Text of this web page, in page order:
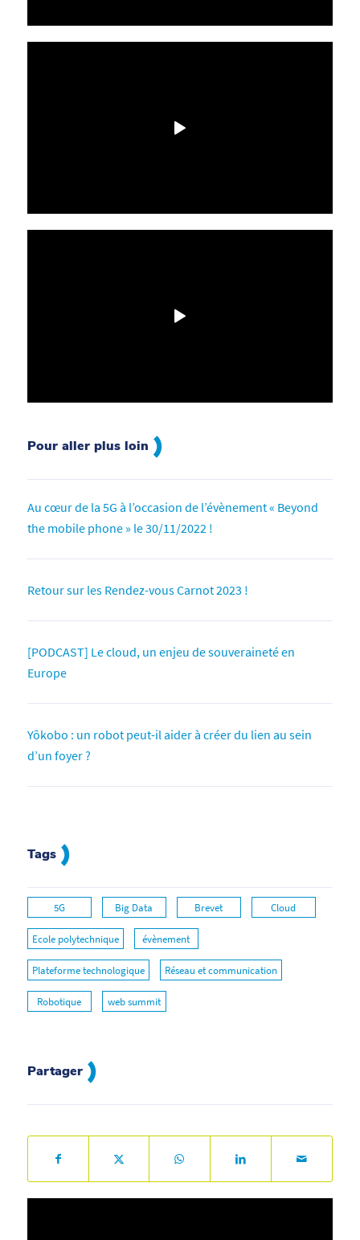
Pour aller plus loin
Au cœur de la 5G à l’occasion de l’évènement « Beyond
the mobile phone » le 30/11/2022 !
Retour sur les Rendez-vous Carnot 2023 !
[PODCAST] Le cloud, un enjeu de souveraineté en
Europe
Yōkobo : un robot peut-il aider à créer du lien au sein
d’un foyer ?
Tags
5G Big Data Brevet Cloud
Ecole polytechnique évènement
Plateforme technologique Réseau et communication
Robotique web summit
Partager